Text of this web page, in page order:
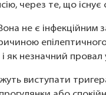
через те, що
не є інфекційним
незначний провал у
виступати